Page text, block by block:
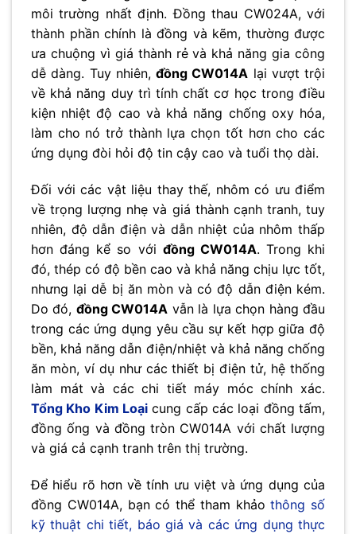
môi trường nhất định. Đồng thau CW024A, với
thành phần chính là đồng và kẽm, thường được
ưa chuộng vì giá thành rẻ và khả năng gia công
dễ dàng. Tuy nhiên, đồng CW014A lại vượt trội
về khả năng duy trì tính chất cơ học trong điều
kiện nhiệt độ cao và khả năng chống oxy hóa,
làm cho nó trở thành lựa chọn tốt hơn cho các
ứng dụng đòi hỏi độ tin cậy cao và tuổi thọ dài.
Đối với các vật liệu thay thế, nhôm có ưu điểm
về trọng lượng nhẹ và giá thành cạnh tranh, tuy
nhiên, độ dẫn điện và dẫn nhiệt của nhôm thấp
hơn đáng kể so với đồng CW014A. Trong khi
đó, thép có độ bền cao và khả năng chịu lực tốt,
nhưng lại dễ bị ăn mòn và có độ dẫn điện kém.
Do đó, đồng CW014A vẫn là lựa chọn hàng đầu
trong các ứng dụng yêu cầu sự kết hợp giữa độ
bền, khả năng dẫn điện/nhiệt và khả năng chống
ăn mòn, ví dụ như các thiết bị điện tử, hệ thống
làm mát và các chi tiết máy móc chính xác.
Tổng Kho Kim Loại cung cấp các loại đồng tấm,
đồng ống và đồng tròn CW014A với chất lượng
và giá cả cạnh tranh trên thị trường.
Để hiểu rõ hơn về tính ưu việt và ứng dụng của
đồng CW014A, bạn có thể tham khảothông số
kỹ thuật chi tiết, báo giá và các ứng dụng thực